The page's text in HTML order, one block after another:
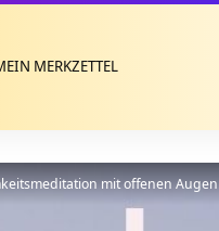
MERKZETTEL
mit offenen Augen